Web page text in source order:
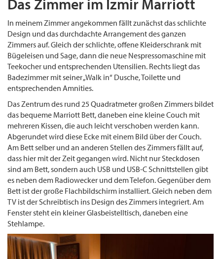
Das Zimmer im Izmir Marriott
In meinem Zimmer angekommen fällt zunächst das schlichte
Design und das durchdachte Arrangement des ganzen
Zimmers auf. Gleich der schlichte, offene Kleiderschrank mit
Bügeleisen und Sage, dann die neue Nespressomaschine mit
Teekocher und entsprechenden Utensilien. Rechts liegt das
Badezimmer mit seiner „Walk in“ Dusche, Toilette und
entsprechenden Amnities.
Das Zentrum des rund 25 Quadratmeter großen Zimmers bildet
das bequeme Marriott Bett, daneben eine kleine Couch mit
mehreren Kissen, die auch leicht verschoben werden kann.
Abgerundet wird diese Ecke mit einem Bild über der Couch.
Am Bett selber und an anderen Stellen des Zimmers fällt auf,
dass hier mit der Zeit gegangen wird. Nicht nur Steckdosen
sind am Bett, sondern auch USB und USB-C Schnittstellen gibt
es neben dem Radiowecker und dem Telefon. Gegenüber dem
Bett ist der große Flachbildschirm installiert. Gleich neben dem
TV ist der Schreibtisch ins Design des Zimmers integriert. Am
Fenster steht ein kleiner Glasbeistelltisch, daneben eine
Stehlampe.